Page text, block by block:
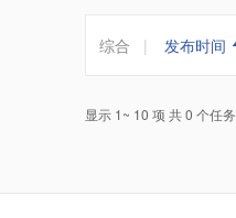
综合 | 发布时间
显示 1~ 10 项 共 0 个任务